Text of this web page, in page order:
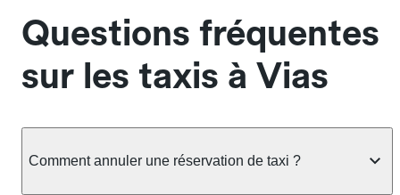
Questions fréquentes
sur les taxis à Vias
Comment annuler une réservation de taxi ?